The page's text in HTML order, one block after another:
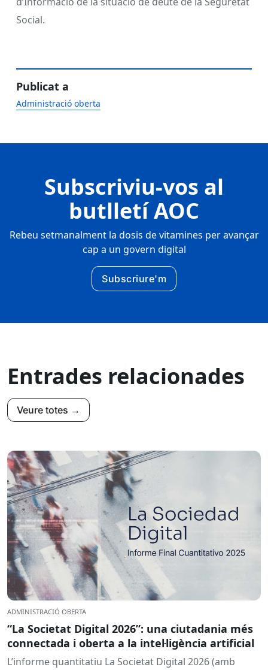
Social.
Publicat a
Administració oberta
Subscriviu-vos al
butlletí AOC
Rebeu setmanalment la dosis de vitamines per avançar
cap a un govern digital
Subscriure'm
Entrades relacionades
Veure totes →
ADMINISTRACIÓ OBERTA
“La Societat Digital 2026”: una ciutadania més
connectada i oberta a la intel·ligència artificial
L’informe quantitatiu La Societat Digital 2026 (amb